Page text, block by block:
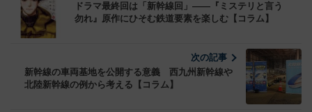
ドラマ最終回は「新幹線回」――『ミステリと言う
勿れ』原作にひそむ鉄道要素を楽しむ【コラム】
次の記事
新幹線の車両基地を公開する意義 西九州新幹線や
北陸新幹線の例から考える【コラム】